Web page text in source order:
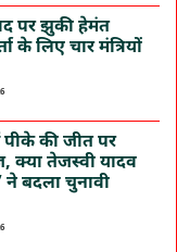
पर झुकी हेमंत
के लिए चार मंत्रियों
की जीत पर
तेजस्वी यादव
ने बदला चुनावी